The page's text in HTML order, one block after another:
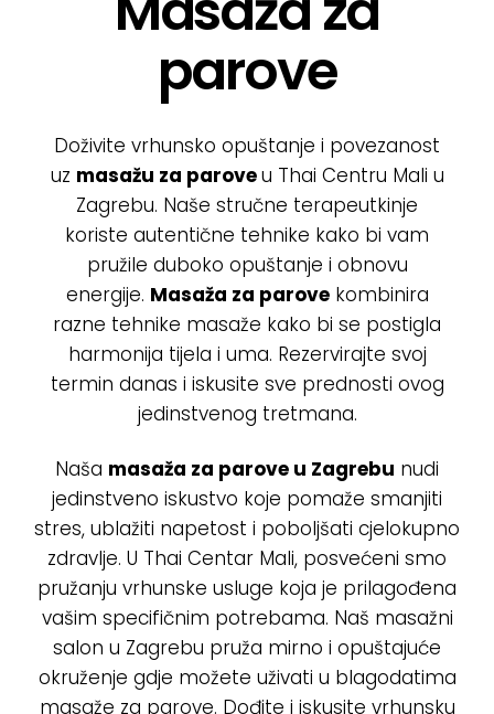
O nama
Kontakt
parove
Doživite vrhunsko opuštanje i povezanost
uz masažu za paroveu Thai Centru Mali u
Zagrebu. Naše stručne terapeutkinje
koriste autentične tehnike kako bi vam
pružile duboko opuštanje i obnovu
energije. Masaža za parovekombinira
razne tehnike masaže kako bi se postigla
harmonija tijela i uma. Rezervirajte svoj
termin danas i iskusite sve prednosti ovog
jedinstvenog tretmana.
Naša masaža za parove u Zagrebu nudi
jedinstveno iskustvo koje pomaže smanjiti
stres, ublažiti napetost i poboljšati cjelokupno
zdravlje. U Thai Centar Mali, posvećeni smo
pružanju vrhunske usluge koja je prilagođena
vašim specifičnim potrebama. Naš masažni
salon u Zagrebu pruža mirno i opuštajuće
okruženje gdje možete uživati u blagodatima
masaže za parove. Dođite i iskusite vrhunsku